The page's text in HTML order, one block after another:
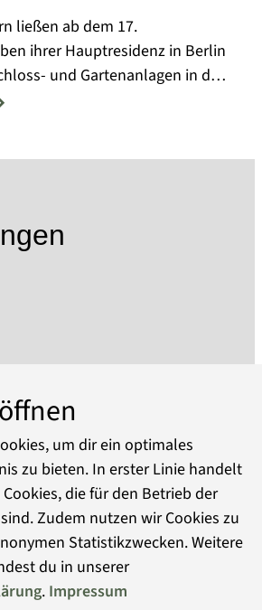
ließen ab dem 17.
ihrer Hauptresidenz in Berlin
und Gartenanlagen in der
Potsdam errichten. Der
aufgenommen
der Öffentlichkeit
ist ein Zusammenschluss
in Potsdam und West-
an die bereits 1927 im Zuge
mit dem
gegründete preußische
an.
SPSG über 150 historische
Über uns
Barrierefreiheit
Datenschutz
um dir ein optimales
zu bieten. In erster Linie handelt
die für den Betrieb der
Zudem nutzen wir Cookies zu
Statistikzwecken. Weitere
du in unserer
. Impressum